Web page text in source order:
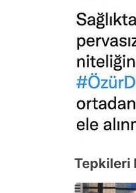
Tepkileri